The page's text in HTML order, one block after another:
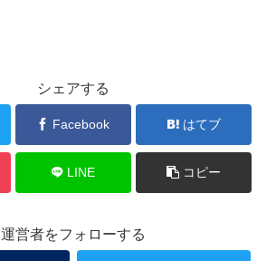
シェアする
Facebook はてブ
LINE コピー
運営者をフォローする